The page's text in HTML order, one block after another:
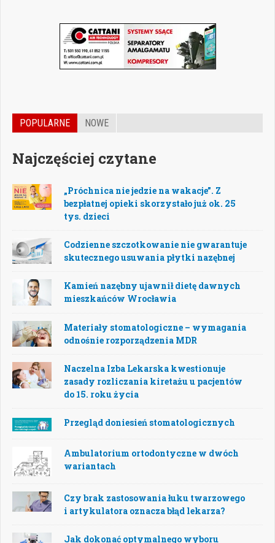
POPULARNE NOWE
Najczęściej czytane
„Próchnica nie jedzie na wakacje”. Z
bezpłatnej opieki skorzystało już ok. 25
tys. dzieci
Codzienne szczotkowanie nie gwarantuje
skutecznego usuwania płytki nazębnej
Kamień nazębny ujawnił dietę dawnych
mieszkańców Wrocławia
Materiały stomatologiczne – wymagania
odnośnie rozporządzenia MDR
Naczelna Izba Lekarska kwestionuje
zasady rozliczania kiretażu u pacjentów
do 15. roku życia
Przegląd doniesień stomatologicznych
Ambulatorium ortodontyczne w dwóch
wariantach
Czy brak zastosowania łuku twarzowego
i artykulatora oznacza błąd lekarza?
Jak dokonać optymalnego wyboru